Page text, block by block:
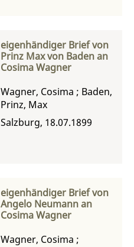
eigenhändiger Brief von
Prinz Max von Baden an
Cosima Wagner
Wagner, Cosima ; Baden,
Prinz, Max
Salzburg, 18.07.1899
eigenhändiger Brief von
Angelo Neumann an
Cosima Wagner
Wagner, Cosima ;